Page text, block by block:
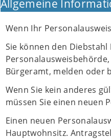
Allgemeine
Wenn Ihr
Sie können den
Bürgeramt, melden oder
Wenn Sie kein anderes
müssen Sie einen neuen
Einen neuen
Hauptwohnsitz.